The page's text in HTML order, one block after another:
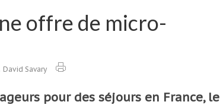
offre de micro-
David Savary
pour des séjours en France, le